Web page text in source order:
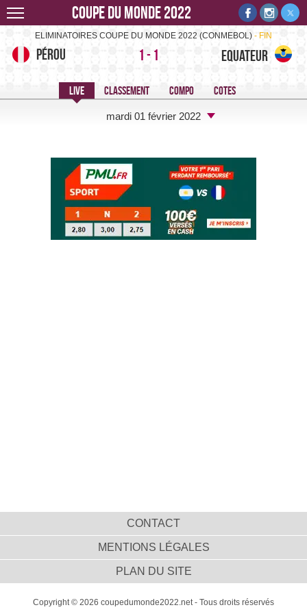
Coupe du monde 2022
Pérou-Equateur -
ELIMINATOIRES COUPE DU MONDE 2022 (CONMEBOL)
FIN
Pérou 1 - 1 Equateur
mardi 01 février 2022
CONTACT
MENTIONS LÉGALES
PLAN DU SITE
Copyright © 2026 coupedumonde2022.net - Tous droits réservés